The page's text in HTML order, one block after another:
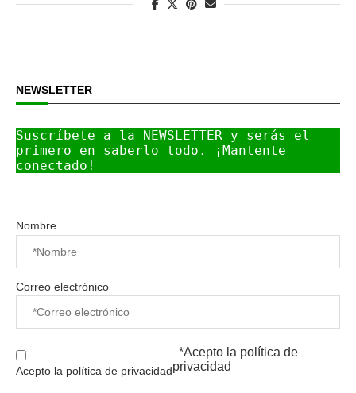
NEWSLETTER
Suscríbete a la NEWSLETTER y serás el
primero en saberlo todo. ¡Mantente
conectado!
Nombre
Correo electrónico
Acepto la política de privacidad
*Acepto la política de
privacidad